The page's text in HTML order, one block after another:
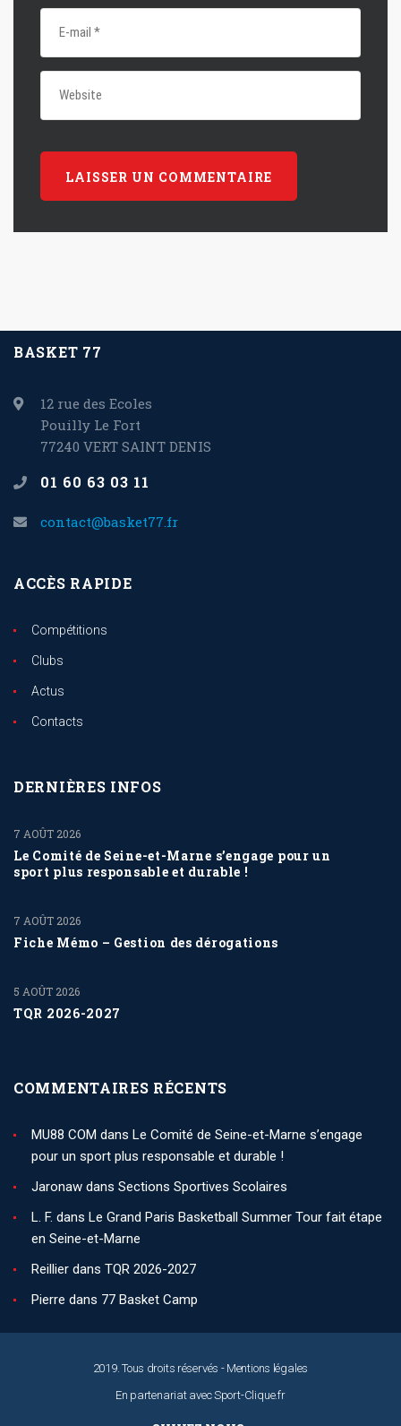
BASKET 77
12 rue des Ecoles
Pouilly Le Fort
77240 VERT SAINT DENIS
01 60 63 03 11
contact@basket77.fr
ACCÈS RAPIDE
Compétitions
Clubs
Actus
Contacts
DERNIÈRES INFOS
Le Comité de Seine-et-Marne s’engage pour un
sport plus responsable et durable !
7 AOÛT 2026
Fiche Mémo – Gestion des dérogations
7 AOÛT 2026
TQR 2026-2027
5 AOÛT 2026
COMMENTAIRES RÉCENTS
MU88 COM dans Le Comité de Seine-et-Marne s’engage
pour un sport plus responsable et durable !
Jaronaw dans Sections Sportives Scolaires
L. F. dans Le Grand Paris Basketball Summer Tour fait étape
en Seine-et-Marne
Reillier dans TQR 2026-2027
Pierre dans 77 Basket Camp
2019. Tous droits réservés - Mentions légales
En partenariat avecSport-Clique.fr